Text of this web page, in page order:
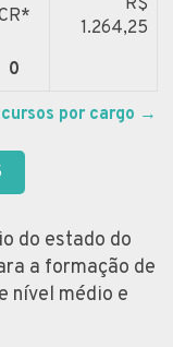
1.264,25
0
por cargo →
do estado do
a formação de
nível médio e